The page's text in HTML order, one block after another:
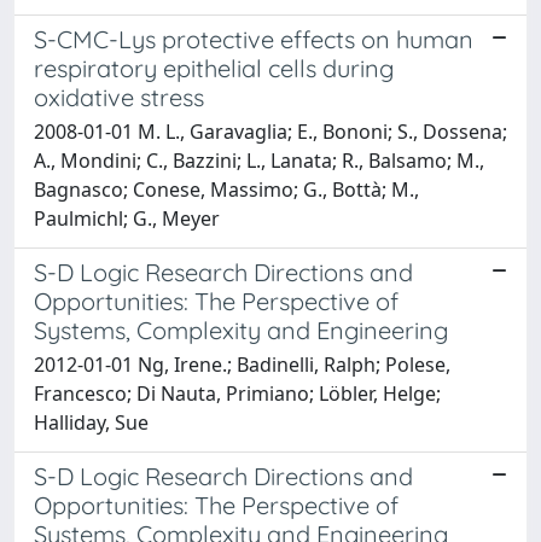
S-CMC-Lys protective effects on human
respiratory epithelial cells during
oxidative stress
2008-01-01 M. L., Garavaglia; E., Bononi; S., Dossena;
A., Mondini; C., Bazzini; L., Lanata; R., Balsamo; M.,
Bagnasco; Conese, Massimo; G., Bottà; M.,
Paulmichl; G., Meyer
S-D Logic Research Directions and
Opportunities: The Perspective of
Systems, Complexity and Engineering
2012-01-01 Ng, Irene.; Badinelli, Ralph; Polese,
Francesco; Di Nauta, Primiano; Löbler, Helge;
Halliday, Sue
S-D Logic Research Directions and
Opportunities: The Perspective of
Systems, Complexity and Engineering